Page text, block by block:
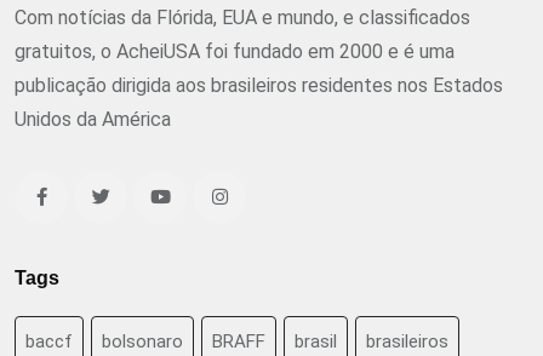
Com notícias da Flórida, EUA e mundo, e classificados
gratuitos, o AcheiUSA foi fundado em 2000 e é uma
publicação dirigida aos brasileiros residentes nos Estados
Unidos da América
Tags
baccf bolsonaro BRAFF brasil brasileiros